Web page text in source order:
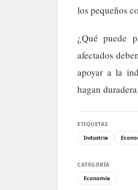
los pequeños
¿Qué puede
afectados
apoyar a la
hagan
ETIQUETAS
Industria
CATEGORÍA
Economía